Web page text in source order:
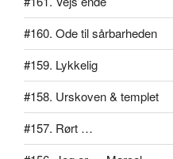
#160. Ode til sårbarheden
#159. Lykkelig
#158. Urskoven & templet
#157. Rørt …